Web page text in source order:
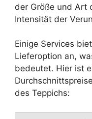
der Größe und Art
Intensität der
Einige Services
Lieferoption an,
bedeutet. Hier ist
des Teppichs: